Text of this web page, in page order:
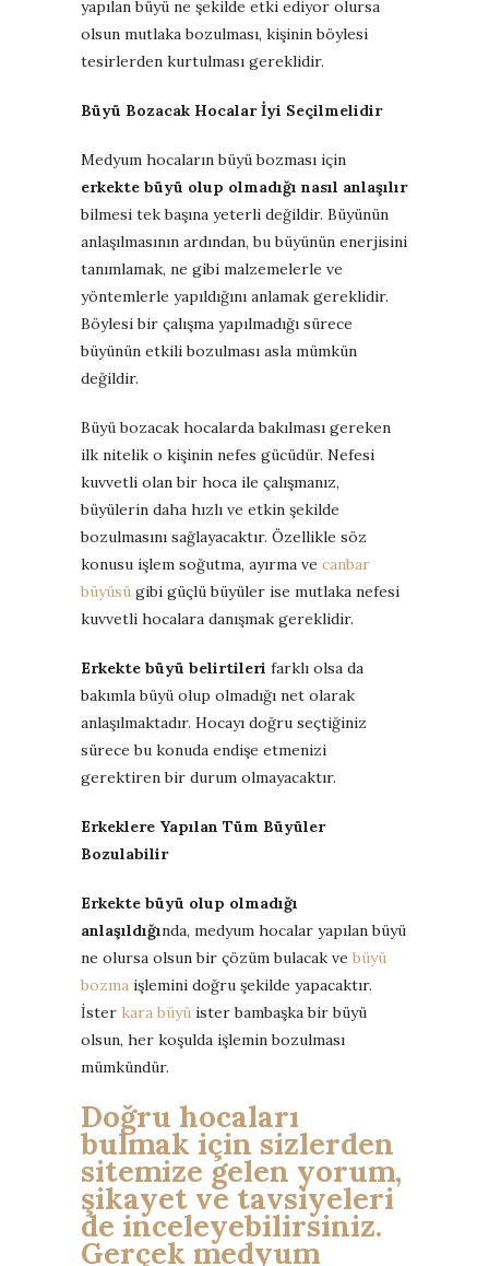
yapılan büyü ne şekilde etki ediyor olursa
olsun mutlaka bozulması, kişinin böylesi
tesirlerden kurtulması gereklidir.
Büyü Bozacak Hocalar İyi Seçilmelidir
Medyum hocaların büyü bozması için
erkekte büyü olup olmadığı nasıl anlaşılır
bilmesi tek başına yeterli değildir. Büyünün
anlaşılmasının ardından, bu büyünün enerjisini
tanımlamak, ne gibi malzemelerle ve
yöntemlerle yapıldığını anlamak gereklidir.
Böylesi bir çalışma yapılmadığı sürece
büyünün etkili bozulması asla mümkün
değildir.
Büyü bozacak hocalarda bakılması gereken
ilk nitelik o kişinin nefes gücüdür. Nefesi
kuvvetli olan bir hoca ile çalışmanız,
büyülerin daha hızlı ve etkin şekilde
bozulmasını sağlayacaktır. Özellikle söz
konusu işlem soğutma, ayırma ve canbar
büyüsü gibi güçlü büyüler ise mutlaka nefesi
kuvvetli hocalara danışmak gereklidir.
Erkekte büyü belirtileri farklı olsa da
bakımla büyü olup olmadığı net olarak
anlaşılmaktadır. Hocayı doğru seçtiğiniz
sürece bu konuda endişe etmenizi
gerektiren bir durum olmayacaktır.
Erkeklere Yapılan Tüm Büyüler
Bozulabilir
Erkekte büyü olup olmadığı
anlaşıldığında, medyum hocalar yapılan büyü
ne olursa olsun bir çözüm bulacak ve büyü
bozma işlemini doğru şekilde yapacaktır.
İster kara büyü ister bambaşka bir büyü
olsun, her koşulda işlemin bozulması
mümkündür.
Doğru hocaları
bulmak için sizlerden
sitemize gelen yorum,
şikayet ve tavsiyeleri
de inceleyebilirsiniz.
Gerçek medyum